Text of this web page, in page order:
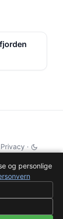
Privacy ·
by these
og personlige